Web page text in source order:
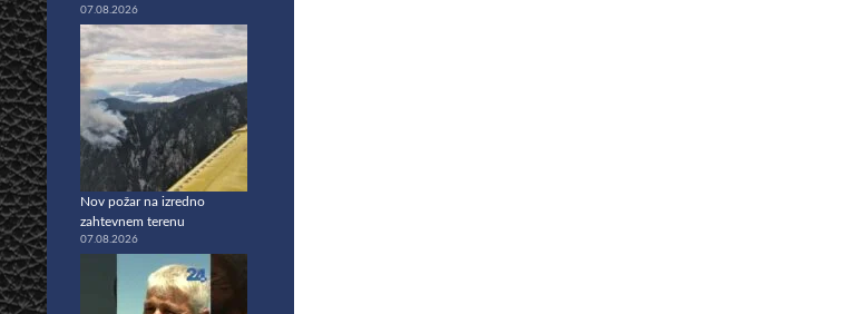
07.08.2026
Nov požar na izredno
zahtevnem terenu
07.08.2026